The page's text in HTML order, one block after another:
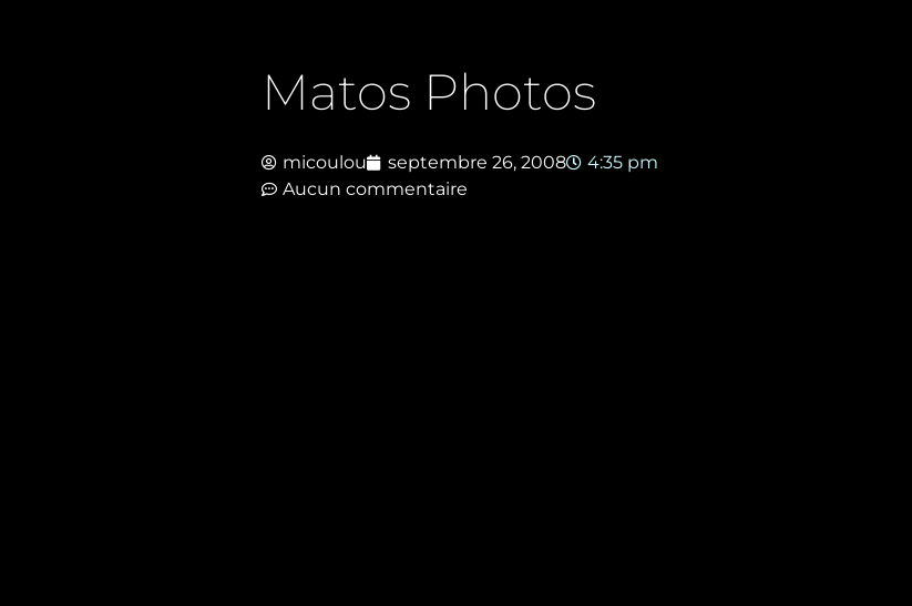
Matos Photos
micoulou septembre 26, 2008
4:35 pm
Aucun commentaire